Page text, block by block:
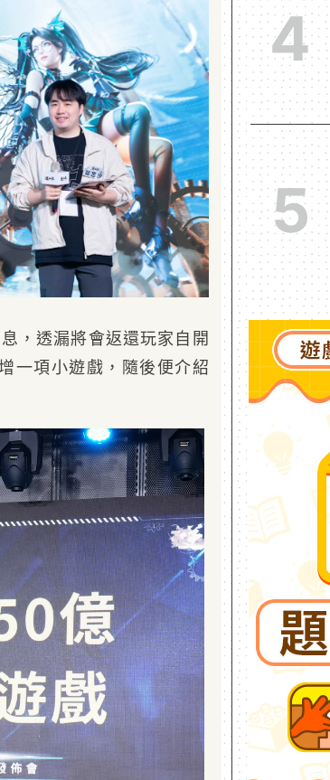
，透漏將會返還玩家自開
一項小遊戲，隨後便介紹
4
5